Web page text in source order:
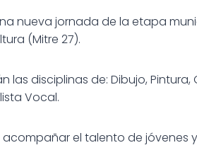
nueva jornada de la etapa
(Mitre 27).
las disciplinas de: Dibujo,
Vocal.
el talento de jóvenes